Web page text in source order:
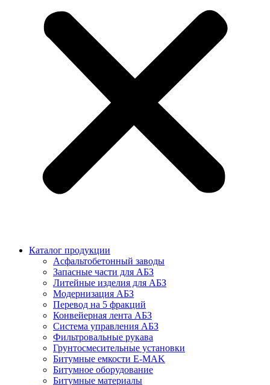
Каталог продукции
Асфальтобетонный заводы
Запасные части для АБЗ
Литейные изделия для АБЗ
Модернизация АБЗ
Перевод на 5 фракций
Конвейерная лента АБЗ
Система управления АБЗ
Фильтровальные рукава
Грунтосмесительные установки
Битумные емкости E-MAK
Битумное оборудование
Битумные материалы